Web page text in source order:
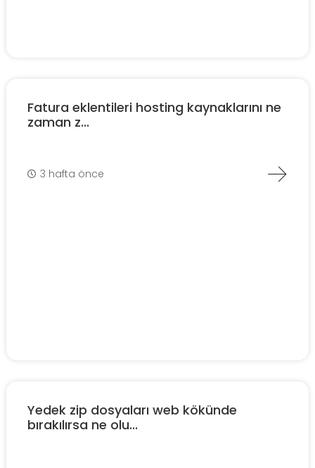
Fatura eklentileri hosting kaynaklarını ne
zaman z...
3 hafta önce
Yedek zip dosyaları web kökünde
bırakılırsa ne olu...